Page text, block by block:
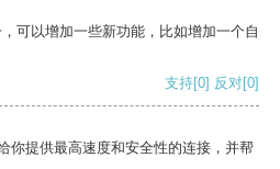
可以增加一些新功能，比如增加一个自
支持[0] 反对[0]
你提供最高速度和安全性的连接，并帮